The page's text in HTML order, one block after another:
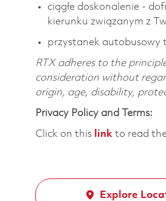
ciągłe doskonalenie -
kierunku związanym z
przystanek autobusowy
RTX adheres to the
consideration without
origin, age, disability,
Privacy Policy and Terms:
Click on this link to read
Explore